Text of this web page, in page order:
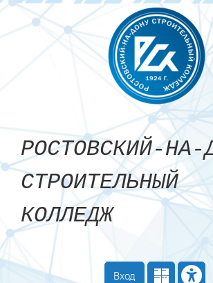
Перейти к основному содержанию
РОСТОВСКИЙ-
СТРОИТЕЛЬНЫЙ
КОЛЛЕДЖ
Вход
Маршрут